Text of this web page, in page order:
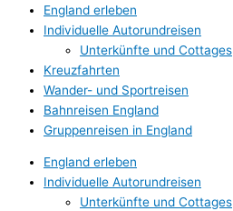
England erleben
Individuelle Autorundreisen
Unterkünfte und Cottages
Kreuzfahrten
Wander- und Sportreisen
Bahnreisen England
Gruppenreisen in England
England erleben
Individuelle Autorundreisen
Unterkünfte und Cottages